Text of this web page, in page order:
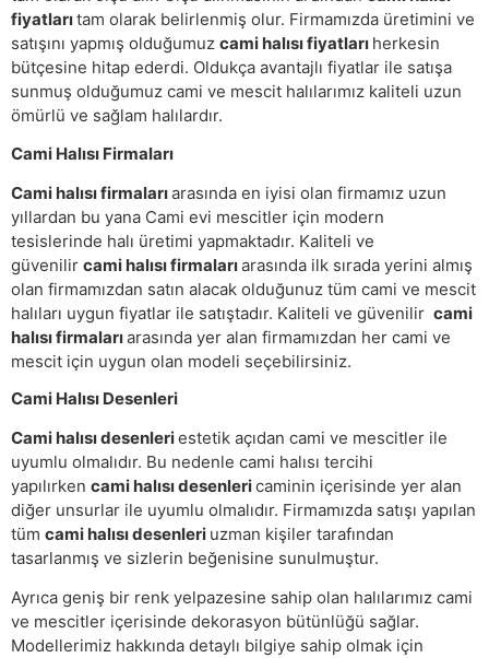
fiyatlarıtam olarak belirlenmiş olur. Firmamızda üretimini ve
satışını yapmış olduğumuz cami halısı fiyatları herkesin
bütçesine hitap ederdi. Oldukça avantajlı fiyatlar ile satışa
sunmuş olduğumuz cami ve mescit halılarımız kaliteli uzun
ömürlü ve sağlam halılardır.
Cami Halısı Firmaları
Cami halısı firmalarıarasında en iyisi olan firmamız uzun
yıllardan bu yana Cami evi mescitler için modern
tesislerinde halı üretimi yapmaktadır. Kaliteli ve
güvenilir cami halısı firmalarıarasında ilk sırada yerini almış
olan firmamızdan satın alacak olduğunuz tüm cami ve mescit
halıları uygun fiyatlar ile satıştadır. Kaliteli ve güvenilir cami
halısı firmalarıarasında yer alan firmamızdan her cami ve
mescit için uygun olan modeli seçebilirsiniz.
Cami Halısı Desenleri
Cami halısı desenleriestetik açıdan cami ve mescitler ile
uyumlu olmalıdır. Bu nedenle cami halısı tercihi
yapılırken cami halısı desenlericaminin içerisinde yer alan
diğer unsurlar ile uyumlu olmalıdır. Firmamızda satışı yapılan
tüm cami halısı desenleri uzman kişiler tarafından
tasarlanmış ve sizlerin beğenisine sunulmuştur.
Ayrıca geniş bir renk yelpazesine sahip olan halılarımız cami
ve mescitler içerisinde dekorasyon bütünlüğü sağlar.
Modellerimiz hakkında detaylı bilgiye sahip olmak için